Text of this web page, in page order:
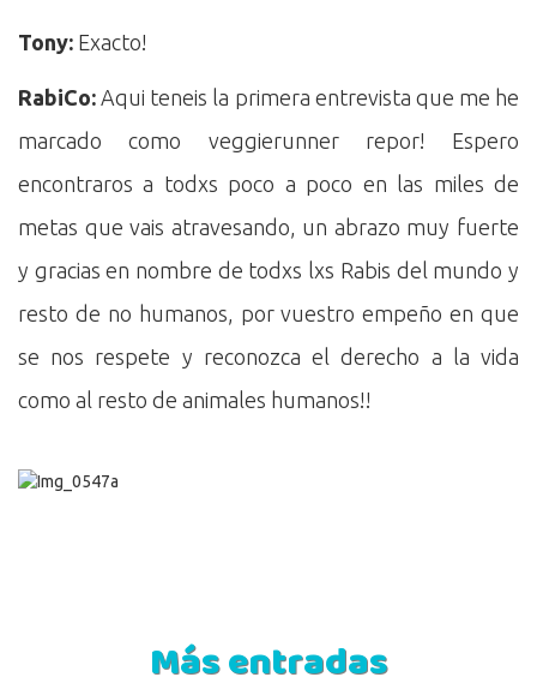
Tony: Exacto!
RabiCo: Aqui teneis la primera entrevista que me he
marcado como veggierunner repor! Espero
encontraros a todxs poco a poco en las miles de
metas que vais atravesando, un abrazo muy fuerte
y gracias en nombre de todxs lxs Rabis del mundo y
resto de no humanos, por vuestro empeño en que
se nos respete y reconozca el derecho a la vida
como al resto de animales humanos!!
Más entradas